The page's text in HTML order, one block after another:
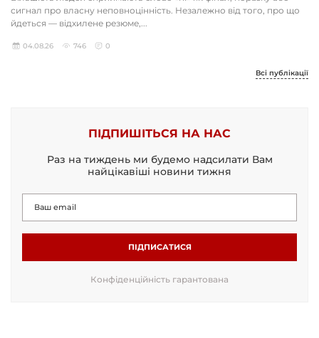
сигнал про власну неповноцінність. Незалежно від того, про що
йдеться — відхилене резюме,...
04.08.26 746 0
Всі публікації
ПІДПИШІТЬСЯ НА НАС
Раз на тиждень ми будемо надсилати Вам
найцікавіші новини тижня
ПІДПИСАТИСЯ
Конфіденційність гарантована